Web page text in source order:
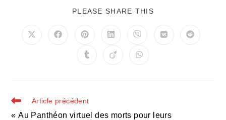
PLEASE SHARE THIS
Ouvrir
Ouvrir
Ouvrir
une
autre
Ouvrir
une
autre
Ouvrir
une
autre
Ouvrir
Ouvrir
Ouvrir
Ouvrir
Ouvrir
Read
more
Article précédent
« Au Panthéon virtuel des morts pour leurs